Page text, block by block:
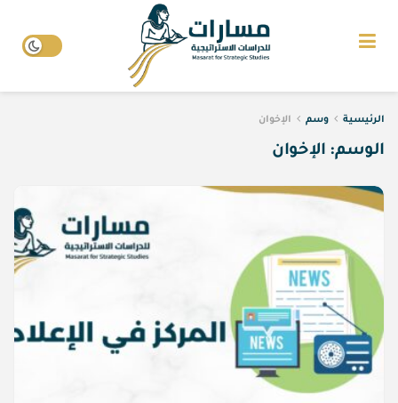
الرئيسية وسم الإخوان
الوسم: الإخوان